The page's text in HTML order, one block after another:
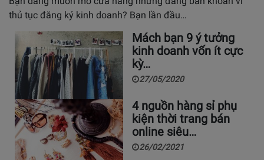
thủ tục đăng ký kinh doanh? Bạn lần đầu…
Mách bạn 9 ý tưởng
kinh doanh vốn ít cực
kỳ…
27/05/2020
4 nguồn hàng sỉ phụ
kiện thời trang bán
online siêu…
26/02/2021